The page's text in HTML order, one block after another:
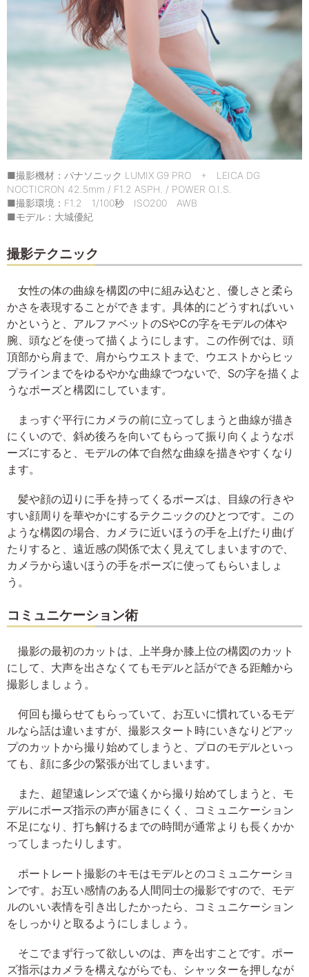
■撮影機材：パナソニック LUMIX G9 PRO + LEICA DG
NOCTICRON 42.5mm / F1.2 ASPH. / POWER O.I.S.
■撮影環境：F1.2 1/100秒 ISO200 AWB
■モデル：大城優紀
撮影テクニック
女性の体の曲線を構図の中に組み込むと、優しさと柔ら
かさを表現することができます。具体的にどうすればいい
かというと、アルファベットのSやCの字をモデルの体や
腕、頭などを使って描くようにします。この作例では、頭
頂部から肩まで、肩からウエストまで、ウエストからヒッ
プラインまでをゆるやかな曲線でつないで、Sの字を描くよ
うなポーズと構図にしています。
まっすぐ平行にカメラの前に立ってしまうと曲線が描き
にくいので、斜め後ろを向いてもらって振り向くようなポ
ーズにすると、モデルの体で自然な曲線を描きやすくなり
ます。
髪や顔の辺りに手を持ってくるポーズは、目線の行きや
すい顔周りを華やかにするテクニックのひとつです。この
ような構図の場合、カメラに近いほうの手を上げたり曲げ
たりすると、遠近感の関係で太く見えてしまいますので、
カメラから遠いほうの手をポーズに使ってもらいましょ
う。
コミュニケーション術
撮影の最初のカットは、上半身か膝上位の構図のカット
にして、大声を出さなくてもモデルと話ができる距離から
撮影しましょう。
何回も撮らせてもらっていて、お互いに慣れているモデ
ルなら話は違いますが、撮影スタート時にいきなりどアッ
プのカットから撮り始めてしまうと、プロのモデルといっ
ても、顔に多少の緊張が出てしまいます。
また、超望遠レンズで遠くから撮り始めてしまうと、モ
デルにポーズ指示の声が届きにくく、コミュニケーション
不足になり、打ち解けるまでの時間が通常よりも長くかか
ってしまったりします。
ポートレート撮影のキモはモデルとのコミュニケーショ
ンです。お互い感情のある人間同士の撮影ですので、モデ
ルのいい表情を引き出したかったら、コミュニケーション
をしっかりと取るようにしましょう。
そこでまず行って欲しいのは、声を出すことです。ポー
ズ指示はカメラを構えながらでも、シャッターを押しなが